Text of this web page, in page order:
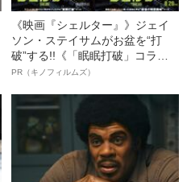
《映画『シェルター』》ジェイ
ソン・ステイサムがお盆を“打
破”する!!《「眠眠打破」コラ
ボ》
PR（キノフィルムズ）